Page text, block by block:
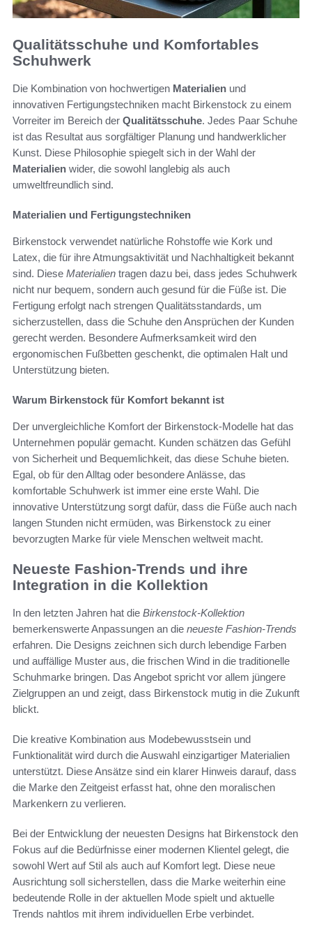
Qualitätsschuhe und Komfortables
Schuhwerk
Die Kombination von hochwertigen Materialien und
innovativen Fertigungstechniken macht Birkenstock zu einem
Vorreiter im Bereich der Qualitätsschuhe. Jedes Paar Schuhe
ist das Resultat aus sorgfältiger Planung und handwerklicher
Kunst. Diese Philosophie spiegelt sich in der Wahl der
Materialien wider, die sowohl langlebig als auch
umweltfreundlich sind.
Materialien und Fertigungstechniken
Birkenstock verwendet natürliche Rohstoffe wie Kork und
Latex, die für ihre Atmungsaktivität und Nachhaltigkeit bekannt
sind. Diese Materialien tragen dazu bei, dass jedes Schuhwerk
nicht nur bequem, sondern auch gesund für die Füße ist. Die
Fertigung erfolgt nach strengen Qualitätsstandards, um
sicherzustellen, dass die Schuhe den Ansprüchen der Kunden
gerecht werden. Besondere Aufmerksamkeit wird den
ergonomischen Fußbetten geschenkt, die optimalen Halt und
Unterstützung bieten.
Warum Birkenstock für Komfort bekannt ist
Der unvergleichliche Komfort der Birkenstock-Modelle hat das
Unternehmen populär gemacht. Kunden schätzen das Gefühl
von Sicherheit und Bequemlichkeit, das diese Schuhe bieten.
Egal, ob für den Alltag oder besondere Anlässe, das
komfortable Schuhwerk ist immer eine erste Wahl. Die
innovative Unterstützung sorgt dafür, dass die Füße auch nach
langen Stunden nicht ermüden, was Birkenstock zu einer
bevorzugten Marke für viele Menschen weltweit macht.
Neueste Fashion-Trends und ihre
Integration in die Kollektion
In den letzten Jahren hat die Birkenstock-Kollektion
bemerkenswerte Anpassungen an die neueste Fashion-Trends
erfahren. Die Designs zeichnen sich durch lebendige Farben
und auffällige Muster aus, die frischen Wind in die traditionelle
Schuhmarke bringen. Das Angebot spricht vor allem jüngere
Zielgruppen an und zeigt, dass Birkenstock mutig in die Zukunft
blickt.
Die kreative Kombination aus Modebewusstsein und
Funktionalität wird durch die Auswahl einzigartiger Materialien
unterstützt. Diese Ansätze sind ein klarer Hinweis darauf, dass
die Marke den Zeitgeist erfasst hat, ohne den moralischen
Markenkern zu verlieren.
Bei der Entwicklung der neuesten Designs hat Birkenstock den
Fokus auf die Bedürfnisse einer modernen Klientel gelegt, die
sowohl Wert auf Stil als auch auf Komfort legt. Diese neue
Ausrichtung soll sicherstellen, dass die Marke weiterhin eine
bedeutende Rolle in der aktuellen Mode spielt und aktuelle
Trends nahtlos mit ihrem individuellen Erbe verbindet.